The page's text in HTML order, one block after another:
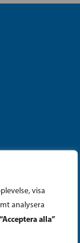
visa
analysera
“Acceptera alla”